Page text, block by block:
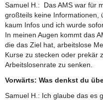
Samuel H.: Das AMS war für
großteils keine Informationen,
kaum Infos und ich wurde
In meinen Augen kommt das
die das Ziel hat, arbeitslose
Kurse zu stecken oder prekär
Arbeitslosenrate zu senken.
Vorwärts: Was denkst du
Samuel H.: Ich glaube das es